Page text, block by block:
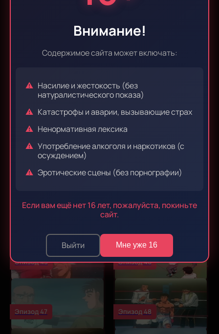
Внимание!
Содержимое сайта может включать:
Насилие и жестокость (без
натуралистического показа)
Катастрофы и аварии, вызывающие страх
Ненормативная лексика
Употребление алкоголя и наркотиков (с
осуждением)
Эротические сцены (без порнографии)
Если вам ещё нет 16 лет, пожалуйста, покиньте
сайт.
Выйти Мне уже 16
Эпизод 39 Эпизод 40
Эпизод 44
Эпизод 45 Эпизод 46
Эпизод 47 Эпизод 48